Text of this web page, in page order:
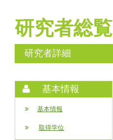
研究者総覧
研究者詳細
基本情報
基本情報
取得学位